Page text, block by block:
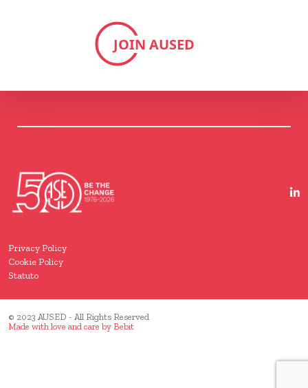
JOIN AUSED
Privacy Policy
Cookie Policy
Statuto
© 2023 AUSED - All Rights Reserved
Made with love and care by Bebit